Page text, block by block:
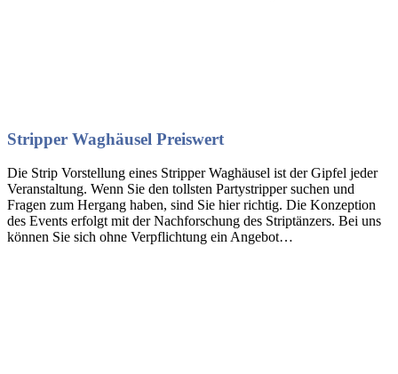
Stripper Waghäusel Preiswert
Die Strip Vorstellung eines Stripper Waghäusel ist der Gipfel jeder
Veranstaltung. Wenn Sie den tollsten Partystripper suchen und
Fragen zum Hergang haben, sind Sie hier richtig. Die Konzeption
des Events erfolgt mit der Nachforschung des Striptänzers. Bei uns
können Sie sich ohne Verpflichtung ein Angebot…